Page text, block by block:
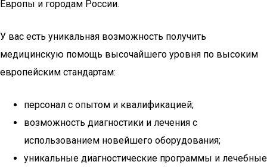
Европы и городам России.
У вас есть уникальная возможность получить
медицинскую помощь высочайшего уровня по высоким
европейским стандартам:
персонал с опытом и квалификацией;
возможность диагностики и лечения с
использованием новейшего оборудования;
уникальные диагностические программы и лечебные